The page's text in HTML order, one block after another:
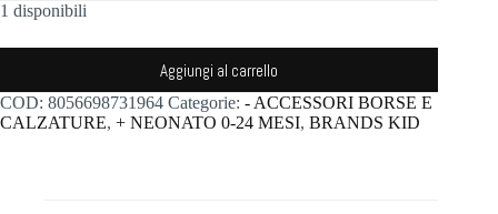
1 disponibili
Aggiungi al carrello
COD: 8056698731964 Categorie: - ACCESSORI BORSE E
CALZATURE, + NEONATO 0-24 MESI, BRANDS KID